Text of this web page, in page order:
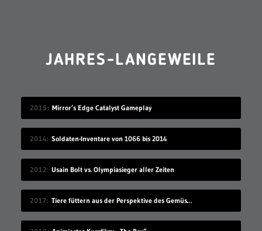
JAHRES-LANGEWEILE
2015 Mirror’s Edge Catalyst Gameplay
2014 Soldaten-Inventare von 1066 bis 2014
2012 Usain Bolt vs. Olympiasieger aller Zeiten
2017 Tiere füttern aus der Perspektive des Gemüses